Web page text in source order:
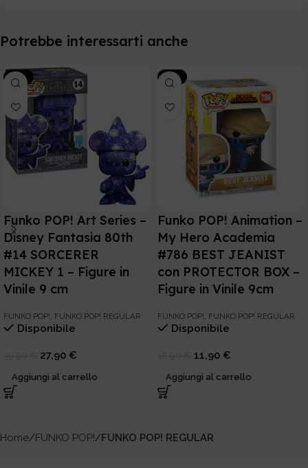
Potrebbe interessarti anche
-30%
Funko POP! Art Series –
Disney Fantasia 80th
#14 SORCERER
MICKEY 1 – Figure in
Vinile 9 cm
FUNKO POP! FUNKO POP! REGULAR
Disponibile
27,90 €
Aggiungi al carrello
-37%
Funko POP! Animation –
My Hero Academia
#786 BEST JEANIST
con PROTECTOR BOX –
Figure in Vinile 9cm
FUNKO POP! FUNKO POP! REGULAR
Disponibile
11,90 €
Aggiungi al carrello
Home FUNKO POP! FUNKO POP! REGULAR